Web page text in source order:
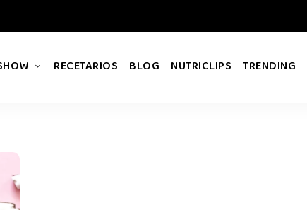
RECETARIOS BLOG NUTRICLIPS TRENDING